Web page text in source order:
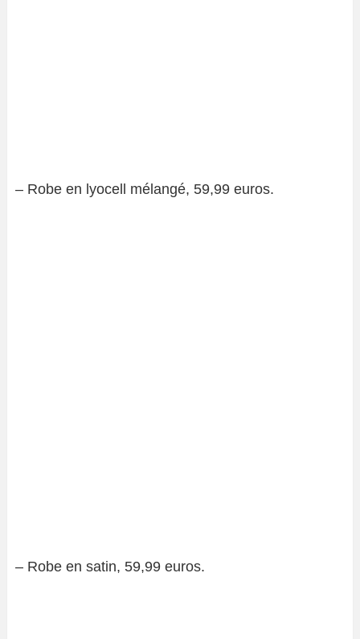
– Robe en lyocell mélangé, 59,99 euros.
– Robe en satin, 59,99 euros.